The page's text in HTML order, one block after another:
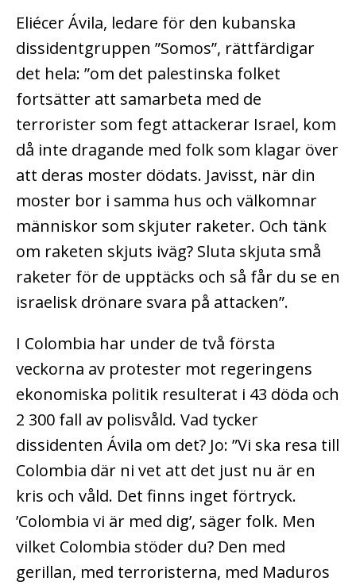
Eliécer Ávila, ledare för den kubanska
dissidentgruppen ”Somos”, rättfärdigar
det hela: ”om det palestinska folket
fortsätter att samarbeta med de
terrorister som fegt attackerar Israel, kom
då inte dragande med folk som klagar över
att deras moster dödats. Javisst, när din
moster bor i samma hus och välkomnar
människor som skjuter raketer. Och tänk
om raketen skjuts iväg? Sluta skjuta små
raketer för de upptäcks och så får du se en
israelisk drönare svara på attacken”.
I Colombia har under de två första
veckorna av protester mot regeringens
ekonomiska politik resulterat i 43 döda och
2 300 fall av polisvåld. Vad tycker
dissidenten Ávila om det? Jo: ”Vi ska resa till
Colombia där ni vet att det just nu är en
kris och våld. Det finns inget förtryck.
’Colombia vi är med dig’, säger folk. Men
vilket Colombia stöder du? Den med
gerillan, med terroristerna, med Maduros